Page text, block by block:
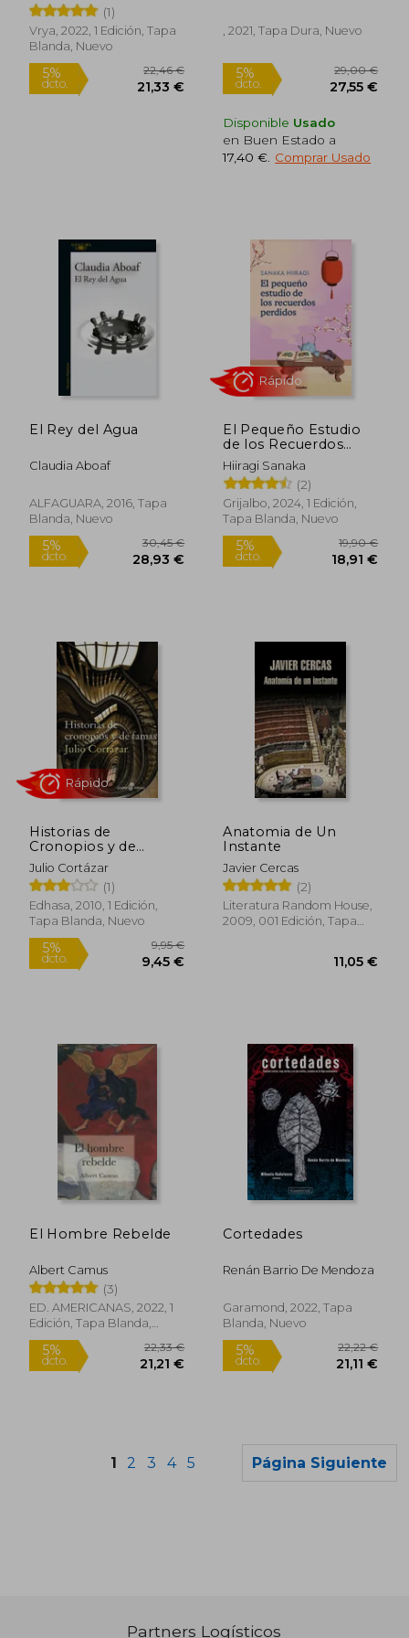
Rápido
5%
dcto. dcto.
Rápido
(1)
Vrya, 2022, 1 Edición, Tapa
Blanda, Nuevo
5%
dcto. 21,33 €
, 2021, Tapa Dura, Nuevo
5%
dcto.
Disponible Usado
en Buen Estado a
17,40 € Comprar Usado
El Rey del Agua
Claudia Aboaf
ALFAGUARA, 2016, Tapa
Blanda, Nuevo
El Pequeño Estudio
de los Recuerdos
Perdidos
Hiiragi Sanaka
(2)
Grijalbo, 2024, 1 Edición,
Tapa Blanda, Nuevo
Historias de
Cronopios y de
Famas
Julio Cortázar
(1)
Edhasa, 2010, 1 Edición,
Tapa Blanda, Nuevo
Anatomia de Un
Instante
Javier Cercas
(2)
Literatura Random House,
2009, 001 Edición, Tapa
El Hombre Rebelde
Albert Camus
(3)
ED. AMERICANAS, 2022, 1
Edición, Tapa Blanda,
Nuevo
Cortedades
Renán Barrio De Mendoza
Garamond, 2022, Tapa
Blanda, Nuevo
1 2 3 4 5 Página Siguiente
Partners Logísticos